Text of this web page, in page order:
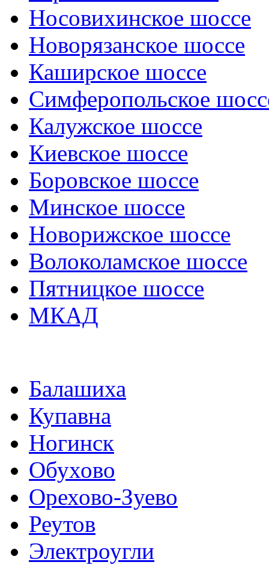
Носовихинское шоссе
Новорязанское шоссе
Каширское шоссе
Симферопольское
Калужское шоссе
Киевское шоссе
Боровское шоссе
Минское шоссе
Новорижское шоссе
Волоколамское шоссе
Пятницкое шоссе
МКАД
Балашиха
Купавна
Ногинск
Обухово
Орехово-Зуево
Реутов
Электроугли